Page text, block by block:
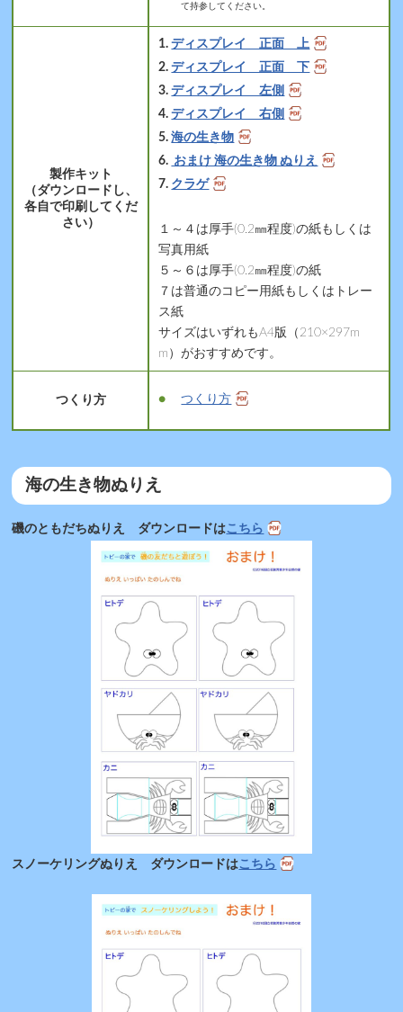
て持参してください。
製作キット
（ダウンロードし、
各自で印刷してくだ
さい）
ディスプレイ 正面 上
ディスプレイ 正面 下
ディスプレイ 左側
ディスプレイ 右側
海の生き物
おまけ 海の生き物 ぬりえ
クラゲ
１～４は厚手(0.2㎜程度)の紙もしくは
写真用紙
５～６は厚手(0.2㎜程度)の紙
７は普通のコピー用紙もしくはトレー
ス紙
サイズはいずれもA4版（210×297m
m）がおすすめです。
つくり方 つくり方
海の生き物ぬりえ
磯のともだちぬりえ ダウンロードはこちら
スノーケリングぬりえ ダウンロードはこちら